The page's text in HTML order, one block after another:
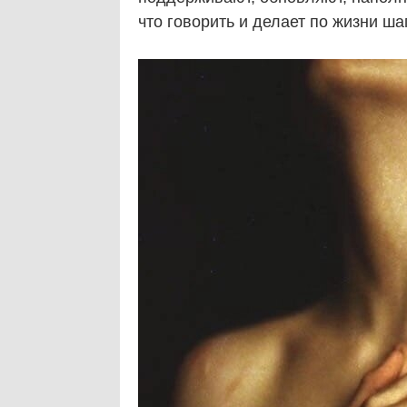
что говорить и делает по жизни